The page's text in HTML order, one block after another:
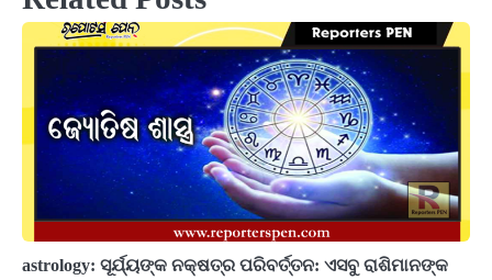
astrology: ସୂର୍ଯ୍ୟଙ୍କ ନକ୍ଷତ୍ର ପରିବର୍ତ୍ତନ: ଏସବୁ ରାଶିମାନଙ୍କ